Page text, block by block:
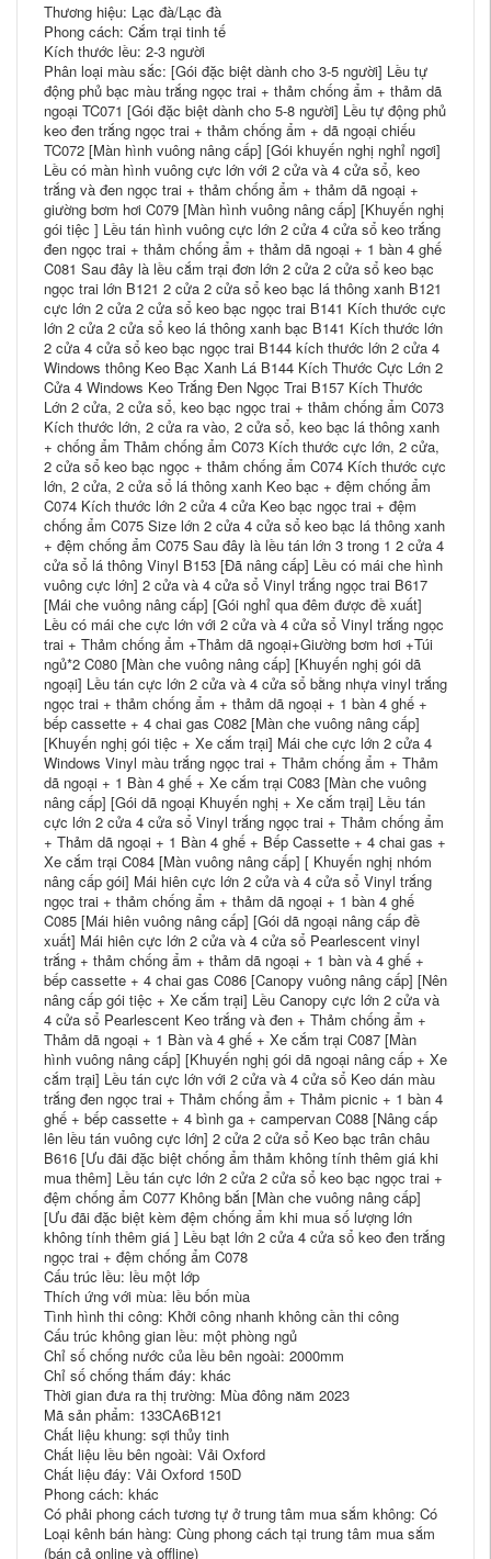
Thương hiệu: Lạc đà/Lạc đà
Phong cách: Cắm trại tinh tế
Kích thước lều: 2-3 người
Phân loại màu sắc: [Gói đặc biệt dành cho 3-5 người] Lều tự
động phủ bạc màu trắng ngọc trai + thảm chống ẩm + thảm dã
ngoại TC071 [Gói đặc biệt dành cho 5-8 người] Lều tự động phủ
keo đen trắng ngọc trai + thảm chống ẩm + dã ngoại chiếu
TC072 [Màn hình vuông nâng cấp] [Gói khuyến nghị nghỉ ngơi]
Lều có màn hình vuông cực lớn với 2 cửa và 4 cửa sổ, keo
trắng và đen ngọc trai + thảm chống ẩm + thảm dã ngoại +
giường bơm hơi C079 [Màn hình vuông nâng cấp] [Khuyến nghị
gói tiệc ] Lều tán hình vuông cực lớn 2 cửa 4 cửa sổ keo trắng
đen ngọc trai + thảm chống ẩm + thảm dã ngoại + 1 bàn 4 ghế
C081 Sau đây là lều cắm trại đơn lớn 2 cửa 2 cửa sổ keo bạc
ngọc trai lớn B121 2 cửa 2 cửa sổ keo bạc lá thông xanh B121
cực lớn 2 cửa 2 cửa sổ keo bạc ngọc trai B141 Kích thước cực
lớn 2 cửa 2 cửa sổ keo lá thông xanh bạc B141 Kích thước lớn
2 cửa 4 cửa sổ keo bạc ngọc trai B144 kích thước lớn 2 cửa 4
Windows thông Keo Bạc Xanh Lá B144 Kích Thước Cực Lớn 2
Cửa 4 Windows Keo Trắng Đen Ngọc Trai B157 Kích Thước
Lớn 2 cửa, 2 cửa sổ, keo bạc ngọc trai + thảm chống ẩm C073
Kích thước lớn, 2 cửa ra vào, 2 cửa sổ, keo bạc lá thông xanh
+ chống ẩm Thảm chống ẩm C073 Kích thước cực lớn, 2 cửa,
2 cửa sổ keo bạc ngọc + thảm chống ẩm C074 Kích thước cực
lớn, 2 cửa, 2 cửa sổ lá thông xanh Keo bạc + đệm chống ẩm
C074 Kích thước lớn 2 cửa 4 cửa Keo bạc ngọc trai + đệm
chống ẩm C075 Size lớn 2 cửa 4 cửa sổ keo bạc lá thông xanh
+ đệm chống ẩm C075 Sau đây là lều tán lớn 3 trong 1 2 cửa 4
cửa sổ lá thông Vinyl B153 [Đã nâng cấp] Lều có mái che hình
vuông cực lớn] 2 cửa và 4 cửa sổ Vinyl trắng ngọc trai B617
[Mái che vuông nâng cấp] [Gói nghỉ qua đêm được đề xuất]
Lều có mái che cực lớn với 2 cửa và 4 cửa sổ Vinyl trắng ngọc
trai + Thảm chống ẩm +Thảm dã ngoại+Giường bơm hơi +Túi
ngủ*2 C080 [Màn che vuông nâng cấp] [Khuyến nghị gói dã
ngoại] Lều tán cực lớn 2 cửa và 4 cửa sổ bằng nhựa vinyl trắng
ngọc trai + thảm chống ẩm + thảm dã ngoại + 1 bàn 4 ghế +
bếp cassette + 4 chai gas C082 [Màn che vuông nâng cấp]
[Khuyến nghị gói tiệc + Xe cắm trại] Mái che cực lớn 2 cửa 4
Windows Vinyl màu trắng ngọc trai + Thảm chống ẩm + Thảm
dã ngoại + 1 Bàn 4 ghế + Xe cắm trại C083 [Màn che vuông
nâng cấp] [Gói dã ngoại Khuyến nghị + Xe cắm trại] Lều tán
cực lớn 2 cửa 4 cửa sổ Vinyl trắng ngọc trai + Thảm chống ẩm
+ Thảm dã ngoại + 1 Bàn 4 ghế + Bếp Cassette + 4 chai gas +
Xe cắm trại C084 [Màn vuông nâng cấp] [ Khuyến nghị nhóm
nâng cấp gói] Mái hiên cực lớn 2 cửa và 4 cửa sổ Vinyl trắng
ngọc trai + thảm chống ẩm + thảm dã ngoại + 1 bàn 4 ghế
C085 [Mái hiên vuông nâng cấp] [Gói dã ngoại nâng cấp đề
xuất] Mái hiên cực lớn 2 cửa và 4 cửa sổ Pearlescent vinyl
trắng + thảm chống ẩm + thảm dã ngoại + 1 bàn và 4 ghế +
bếp cassette + 4 chai gas C086 [Canopy vuông nâng cấp] [Nên
nâng cấp gói tiệc + Xe cắm trại] Lều Canopy cực lớn 2 cửa và
4 cửa sổ Pearlescent Keo trắng và đen + Thảm chống ẩm +
Thảm dã ngoại + 1 Bàn và 4 ghế + Xe cắm trại C087 [Màn
hình vuông nâng cấp] [Khuyến nghị gói dã ngoại nâng cấp + Xe
cắm trại] Lều tán cực lớn với 2 cửa và 4 cửa sổ Keo dán màu
trắng đen ngọc trai + Thảm chống ẩm + Thảm picnic + 1 bàn 4
ghế + bếp cassette + 4 bình ga + campervan C088 [Nâng cấp
lên lều tán vuông cực lớn] 2 cửa 2 cửa sổ Keo bạc trân châu
B616 [Ưu đãi đặc biệt chống ẩm thảm không tính thêm giá khi
mua thêm] Lều tán cực lớn 2 cửa 2 cửa sổ keo bạc ngọc trai +
đệm chống ẩm C077 Không bắn [Màn che vuông nâng cấp]
[Ưu đãi đặc biệt kèm đệm chống ẩm khi mua số lượng lớn
không tính thêm giá ] Lều bạt lớn 2 cửa 4 cửa sổ keo đen trắng
ngọc trai + đệm chống ẩm C078
Cấu trúc lều: lều một lớp
Thích ứng với mùa: lều bốn mùa
Tình hình thi công: Khởi công nhanh không cần thi công
Cấu trúc không gian lều: một phòng ngủ
Chỉ số chống nước của lều bên ngoài: 2000mm
Chỉ số chống thấm đáy: khác
Thời gian đưa ra thị trường: Mùa đông năm 2023
Mã sản phẩm: 133CA6B121
Chất liệu khung: sợi thủy tinh
Chất liệu lều bên ngoài: Vải Oxford
Chất liệu đáy: Vải Oxford 150D
Phong cách: khác
Có phải phong cách tương tự ở trung tâm mua sắm không: Có
Loại kênh bán hàng: Cùng phong cách tại trung tâm mua sắm
(bán cả online và offline)